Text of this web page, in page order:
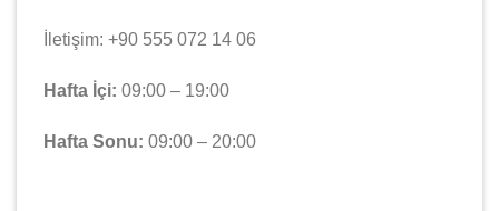
İletişim: +90 555 072 14 06
Hafta İçi: 09:00 – 19:00
Hafta Sonu: 09:00 – 20:00